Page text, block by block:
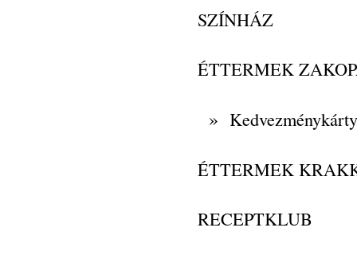
SZÍNHÁZ
ÉTTERMEK
»
ÉTTERMEK
RECEPTKLUB